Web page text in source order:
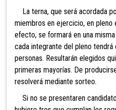
La terna, que será acordada
miembros en ejercicio, en
efecto, se formará en una
cada integrante del pleno
personas. Resultarán elegidos
primeras mayorías. De
resolverá mediante sorteo.
Si no se presentaren